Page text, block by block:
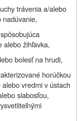
trávenia a/alebo
nadúvanie,
alebo žihľavka,
bolesť na hrudi,
horúčkou
vredmi v ústach
slabosťou,